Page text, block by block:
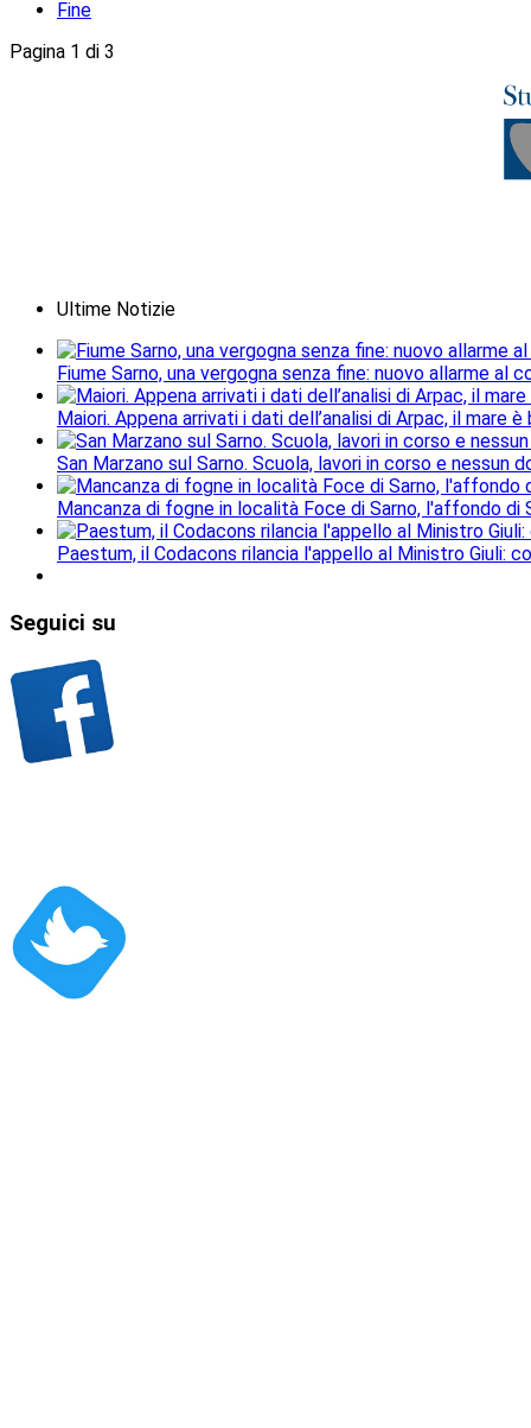
Fine
Pagina 1 di 3
Ultime Notizie
Fiume Sarno, una vergogna senza fine: nuovo allarme
Maiori. Appena arrivati i dati dell’analisi di Arpac, il mare è
San Marzano sul Sarno. Scuola, lavori in corso e nessun
Mancanza di fogne in località Foce di Sarno, l'affondo di
Paestum, il Codacons rilancia l'appello al Ministro Giuli:
Seguici su